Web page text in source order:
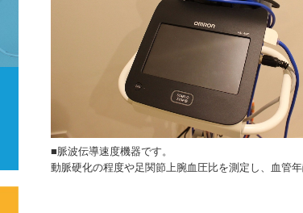
■脈波伝導速度機器です。
動脈硬化の程度や足関節上腕血圧比を測定し、血管年